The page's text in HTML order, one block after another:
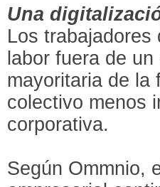
Una
Los
labor fuera de
mayoritaria de la
colectivo menos
corporativa.
Según Ommnio,